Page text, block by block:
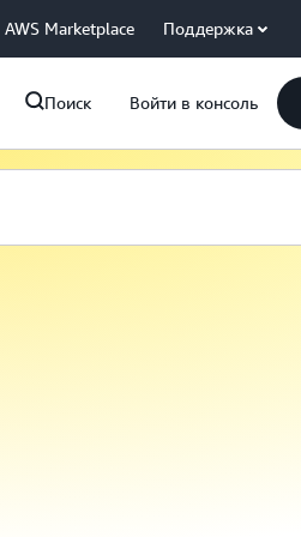
AWS Marketplace Поддержка
Поиск Войти в консоль